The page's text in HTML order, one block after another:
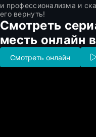
и профессионализма и
его вернуть!
Смотреть
месть онлайн
Смотреть онлайн